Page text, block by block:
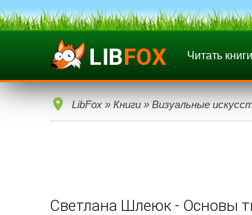
Читать книги
LibFox » Книги » Визуальные
Светлана Шлеюк - Основы